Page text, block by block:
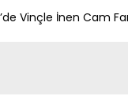
Vinçle İnen Cam